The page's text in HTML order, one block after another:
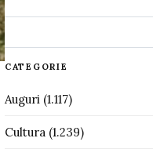
CATEGORIE
Auguri(1.117)
Cultura(1.239)